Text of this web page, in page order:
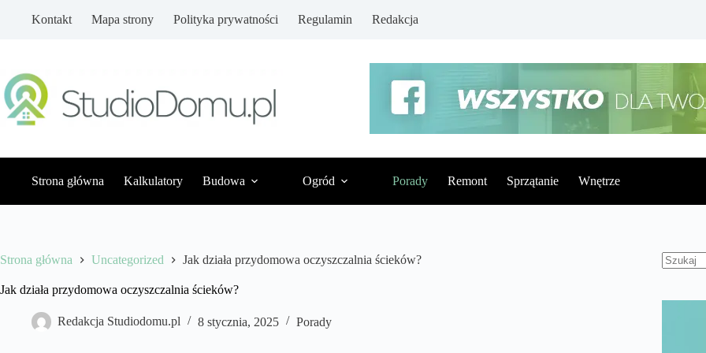
Kontakt Mapa strony Polityka prywatności Regulamin Redakcja
Strona główna Kalkulatory Budowa Ogród Porady Remont Sprzątanie Wnętrze
Strona główna Uncategorized Jak działa przydomowa oczyszczalnia ścieków?
Jak działa przydomowa oczyszczalnia ścieków?
Redakcja Studiodomu.pl 8 stycznia, 2025 Porady